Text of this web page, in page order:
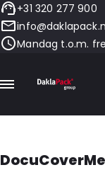
+31 320 277 900
Mandag t.o.m.